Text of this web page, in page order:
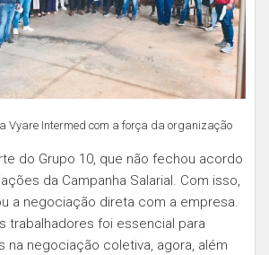
Vyare Intermed com a força da organização
do Grupo 10, que não fechou acordo
da Campanha Salarial. Com isso,
a negociação direta com a empresa.
trabalhadores foi essencial para
na negociação coletiva, agora, além